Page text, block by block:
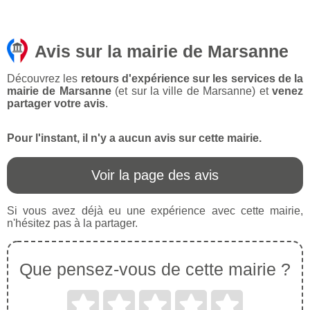
Avis sur la mairie de Marsanne
Découvrez les retours d'expérience sur les services de la
mairie de Marsanne(et sur la ville de Marsanne) etvenez
partager votre avis.
Pour l'instant, il n'y a aucun avis sur cette mairie.
Voir la page des avis
Si vous avez déjà eu une expérience avec cette mairie,
n'hésitez pas à la partager.
Que pensez-vous de cette mairie ?